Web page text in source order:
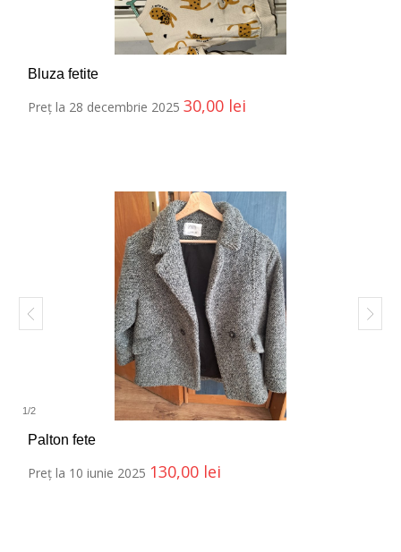
Bluza fetite
Preț la 28 decembrie 2025 30,00 lei
1/2
Palton fete
Preț la 10 iunie 2025 130,00 lei